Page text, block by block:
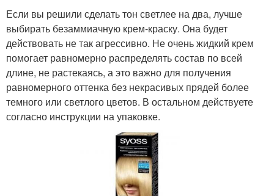
Если вы решили сделать тон светлее на два, лучше
выбирать безаммиачную крем-краску. Она будет
действовать не так агрессивно. Не очень жидкий крем
помогает равномерно распределять состав по всей
длине, не растекаясь, а это важно для получения
равномерного оттенка без некрасивых прядей более
темного или светлого цветов. В остальном действуете
согласно инструкции на упаковке.